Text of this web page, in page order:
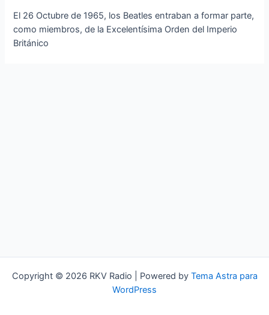
El 26 Octubre de 1965, los Beatles entraban a formar parte,
como miembros, de la Excelentísima Orden del Imperio
Británico
Copyright © 2026 RKV Radio | Powered by Tema Astra para
WordPress